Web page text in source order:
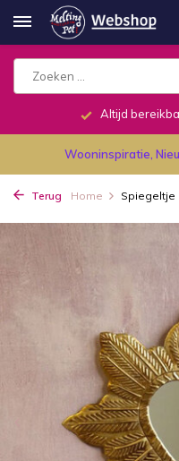
Altijd
Wooninspiratie,
Terug Home Spiegeltje